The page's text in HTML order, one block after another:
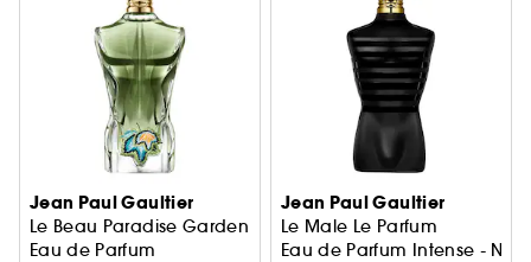
Jean Paul Gaultier
Le Beau Paradise Garden
Eau de Parfum
Jean Paul Gaultier
Le Male Le Parfum
Eau de Parfum Intense -